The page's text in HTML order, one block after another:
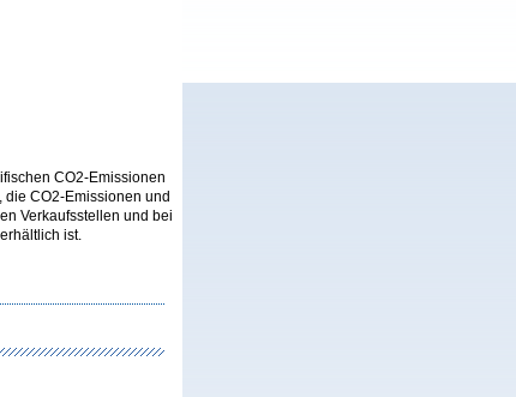
CO2-Emissionen
CO2-Emissionen und
Verkaufsstellen und bei
ist.